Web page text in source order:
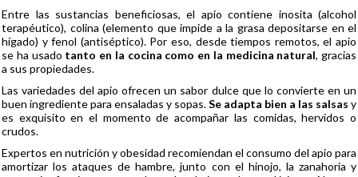
Entre las sustancias beneficiosas, el apio contiene inosita (alcohol
terapéutico), colina (elemento que impide a la grasa depositarse en el
hígado) y fenol (antiséptico). Por eso, desde tiempos remotos, el apio
se ha usado tanto en la cocina como en la medicina natural, gracias
a sus propiedades.
Las variedades del apio ofrecen un sabor dulce que lo convierte en un
buen ingrediente para ensaladas y sopas.Se adapta bien a las salsas y
es exquisito en el momento de acompañar las comidas, hervidos o
crudos.
Expertos en nutrición y obesidad recomiendan el consumo del apio para
amortizar los ataques de hambre, junto con el hinojo, la zanahoria y